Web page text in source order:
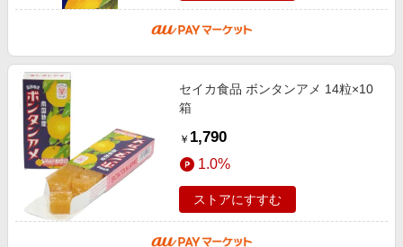
セイカ食品 ボンタンアメ 14粒×10
箱
￥ 1,790
1.0%
ストアにすすむ